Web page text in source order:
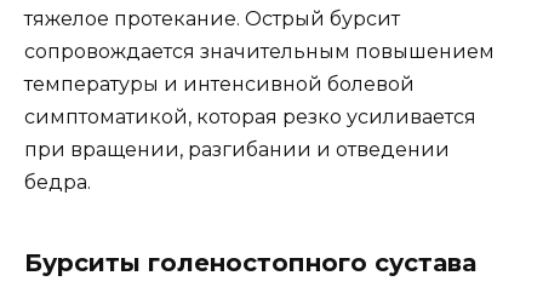
тяжелое протекание. Острый бурсит
сопровождается значительным повышением
температуры и интенсивной болевой
симптоматикой, которая резко усиливается
при вращении, разгибании и отведении
бедра.
Бурситы голеностопного сустава